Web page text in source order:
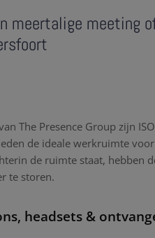
meertalige meeting
The Presence Group zijn
de ideale werkruimte
de ruimte staat, hebben
te storen.
headsets &